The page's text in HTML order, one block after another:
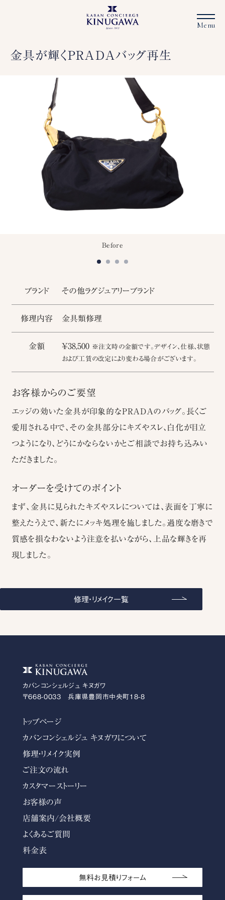
金具が輝くPRADAバッグ再生
Before
ブランド その他ラグジュアリーブランド
修理内容 金具類修理
金額 ￥38,500 ※注文時の金額です。デザイン、仕様、状態
および工賃の改定により変わる場合がございます。
お客様からのご要望
エッジの効いた金具が印象的なPRADAのバッグ。長くご
愛用される中で、その金具部分にキズやスレ、白化が目立
つようになり、どうにかならないかとご相談でお持ち込みい
ただきました。
オーダーを受けてのポイント
まず、金具に見られたキズやスレについては、表面を丁寧に
整えたうえで、新たにメッキ処理を施しました。過度な磨きで
質感を損なわないよう注意を払いながら、上品な輝きを再
現しました。
修理・リメイク一覧
カバンコンシェルジュ キヌガワ
〒668-0033 兵庫県豊岡市中央町18-8
トップページ
カバンコンシェルジュ キヌガワについて
修理・リメイク実例
ご注文の流れ
カスタマーストーリー
お客様の声
店舗案内/会社概要
よくあるご質問
料金表
無料お見積りフォーム